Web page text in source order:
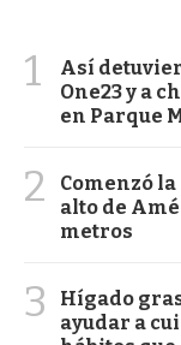
1
Así
One23 y a
en Parque
2
Comenzó
alto de
metros
3
Hígado
ayudar a